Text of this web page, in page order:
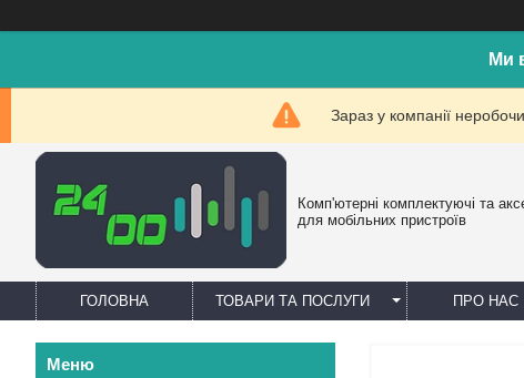
Ми
Зараз у компанії
Комп'ютерні комплектуючі та
для мобільних пристроїв
ГОЛОВНА ТОВАРИ ТА ПОСЛУГИ ПРО НАС